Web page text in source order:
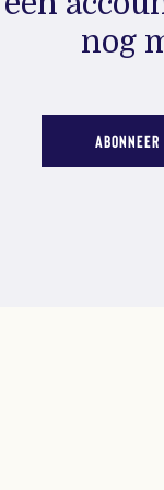
nog
ABONNEER